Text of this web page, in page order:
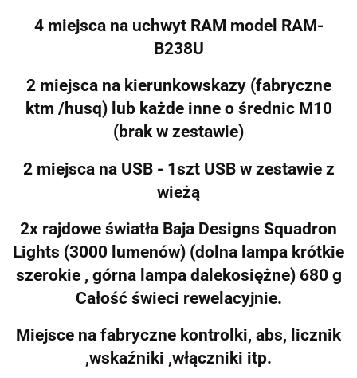
4 miejsca na uchwyt RAM model RAM-
B238U
2 miejsca na kierunkowskazy (fabryczne
ktm /husq) lub każde inne o średnic M10
(brak w zestawie)
2 miejsca na USB - 1szt USB w zestawie z
wieżą
2x rajdowe światła Baja Designs Squadron
Lights (3000 lumenów) (dolna lampa krótkie
szerokie , górna lampa dalekosiężne) 680 g
Całość świeci rewelacyjnie.
Miejsce na fabryczne kontrolki, abs, licznik
,wskaźniki ,włączniki itp.